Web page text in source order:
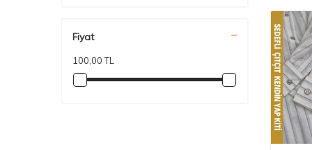
Fiyat
100,00 TL